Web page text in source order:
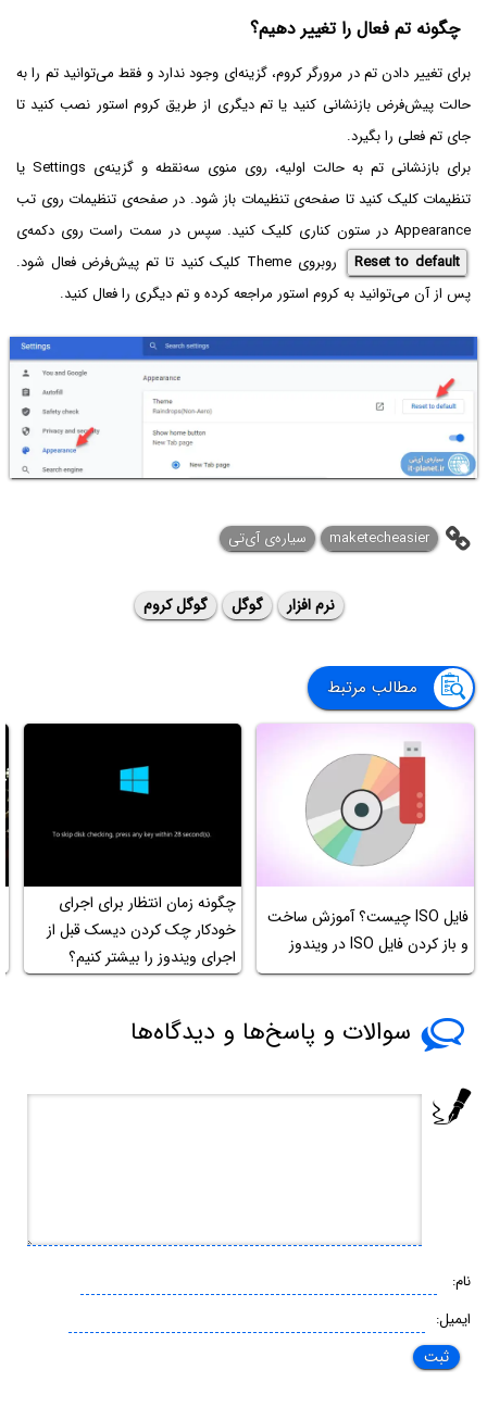
چگونه تم فعال را تغییر دهیم؟
برای تغییر دادن تم در مرورگر کروم، گزینه‌ای وجود ندارد و فقط می‌توانید تم را به
حالت پیش‌فرض بازنشانی کنید یا تم دیگری از طریق کروم استور نصب کنید تا
جای تم فعلی را بگیرد.
برای بازنشانی تم به حالت اولیه، روی منوی سه‌نقطه و گزینه‌ی Settings یا
تنظیمات کلیک کنید تا صفحه‌ی تنظیمات باز شود. در صفحه‌ی تنظیمات روی تب
Appearance در ستون کناری کلیک کنید. سپس در سمت راست روی دکمه‌ی
Reset to default
روبروی Theme کلیک کنید تا تم پیش‌فرض فعال شود.
پس از آن می‌توانید به کروم استور مراجعه کرده و تم دیگری را فعال کنید.
maketecheasier سیاره‌ی آی‌تی
نرم افزار گوگل گوگل کروم
مطالب مرتبط
فایل ISO چیست؟ آموزش ساخت
و باز کردن فایل ISO‌ در ویندوز
چگونه زمان انتظار برای اجرای
خودکار چک کردن دیسک قبل از
اجرای ویندوز را بیشتر کنیم؟
سوالات و پاسخ‌ها و دیدگاه‌ها
نام:
ایمیل: